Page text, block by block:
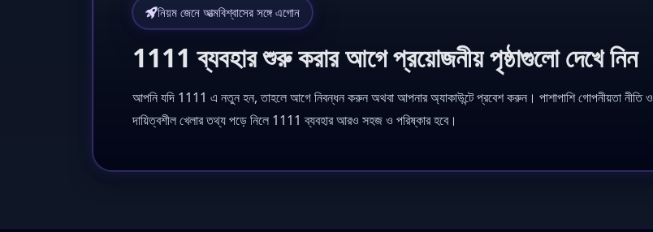
নিয়ম জেনে আত্মবিশ্বাসের সঙ্গে এগোন
1111 ব্যবহার শুরু করার আগে প্রয়োজনীয় পৃষ্ঠাগুলো দেখে নিন
আপনি যদি 1111 এ নতুন হন, তাহলে আগে নিবন্ধন করুন অথবা আপনার অ্যাকাউন্টে প্রবেশ করুন। পাশাপাশি গোপনীয়তা নীতি ও
দায়িত্বশীল খেলার তথ্য পড়ে নিলে 1111 ব্যবহার আরও সহজ ও পরিষ্কার হবে।